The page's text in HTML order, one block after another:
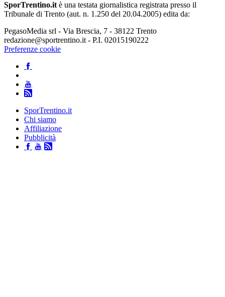
SporTrentino.it è una testata giornalistica registrata presso il
Tribunale di Trento (aut. n. 1.250 del 20.04.2005) edita da:
PegasoMedia srl - Via Brescia, 7 - 38122 Trento
redazione@sportrentino.it - P.I. 02015190222
Preferenze cookie
SporTrentino.it
Chi siamo
Affiliazione
Pubblicità